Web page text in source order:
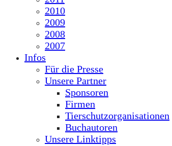
2010
2009
2008
2007
Infos
Für die Presse
Unsere Partner
Sponsoren
Firmen
Tierschutzorganisationen
Buchautoren
Unsere Linktipps